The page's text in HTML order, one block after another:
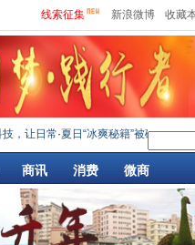
线索征集 新浪微博 收藏
· 夏日“冰爽秘籍”被破解？舒适红豆黑
商讯 消费 微商